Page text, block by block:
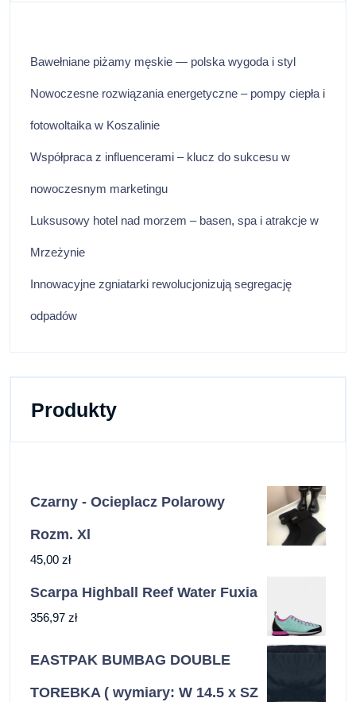
Bawełniane piżamy męskie — polska wygoda i styl
Nowoczesne rozwiązania energetyczne – pompy ciepła i
fotowoltaika w Koszalinie
Współpraca z influencerami – klucz do sukcesu w
nowoczesnym marketingu
Luksusowy hotel nad morzem – basen, spa i atrakcje w
Mrzeżynie
Innowacyjne zgniatarki rewolucjonizują segregację
odpadów
Produkty
Czarny - Ocieplacz Polarowy
Rozm. Xl
45,00 zł
Scarpa Highball Reef Water Fuxia
356,97 zł
EASTPAK BUMBAG DOUBLE
TOREBKA ( wymiary: W 14.5 x SZ